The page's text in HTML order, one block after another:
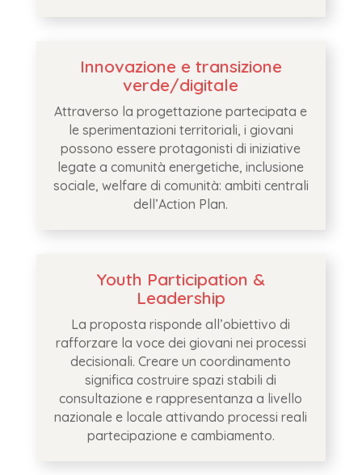
Innovazione e transizione
verde/digitale
Attraverso la progettazione partecipata e
le sperimentazioni territoriali, i giovani
possono essere protagonisti di iniziative
legate a comunità energetiche, inclusione
sociale, welfare di comunità: ambiti centrali
dell’Action Plan.
Youth Participation &
Leadership
La proposta risponde all’obiettivo di
rafforzare la voce dei giovani nei processi
decisionali. Creare un coordinamento
significa costruire spazi stabili di
consultazione e rappresentanza a livello
nazionale e locale attivando processi reali
partecipazione e cambiamento.